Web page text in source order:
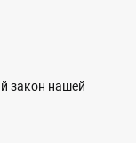
закон нашей